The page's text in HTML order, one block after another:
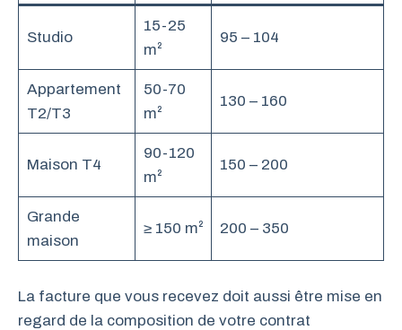
Studio
15-25
m²
95 – 104
Appartement
T2/T3
50-70
m²
130 – 160
Maison T4
90-120
m²
150 – 200
Grande
maison
≥ 150 m² 200 – 350
La facture que vous recevez doit aussi être mise en
regard de la composition de votre contrat